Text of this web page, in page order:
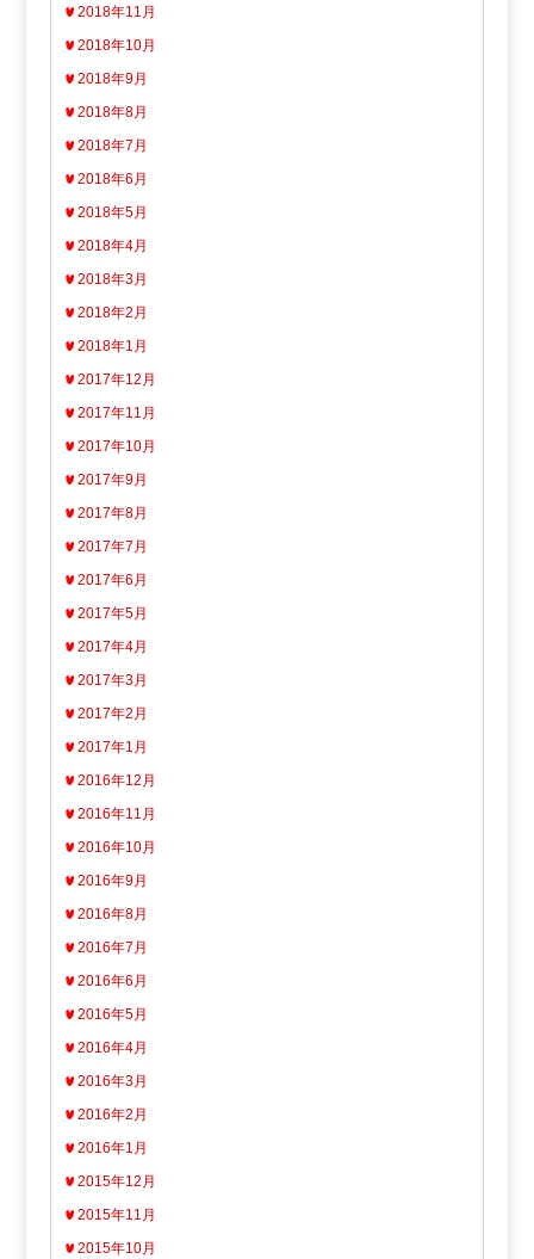
2018年11月
2018年10月
2018年9月
2018年8月
2018年7月
2018年6月
2018年5月
2018年4月
2018年3月
2018年2月
2018年1月
2017年12月
2017年11月
2017年10月
2017年9月
2017年8月
2017年7月
2017年6月
2017年5月
2017年4月
2017年3月
2017年2月
2017年1月
2016年12月
2016年11月
2016年10月
2016年9月
2016年8月
2016年7月
2016年6月
2016年5月
2016年4月
2016年3月
2016年2月
2016年1月
2015年12月
2015年11月
2015年10月